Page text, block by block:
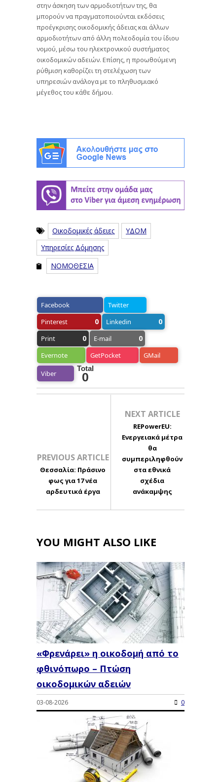
στην άσκηση των αρμοδιοτήτων της, θα
μπορούν να πραγματοποιούνται εκδόσεις
προέγκρισης οικοδομικής άδειας και άλλων
αρμοδιοτήτων από άλλη πολεοδομία του ίδιου
νομού, μέσω του ηλεκτρονικού συστήματος
οικοδομικών αδειών. Επίσης, η προωθούμενη
ρύθμιση καθορίζει τη στελέχωση των
υπηρεσιών ανάλογα με το πληθυσμιακό
μέγεθος του κάθε δήμου.
Οικοδομικές άδειες
ΥΔΟΜ
Υπηρεσίες Δόμησης
ΝΟΜΟΘΕΣΙΑ
Facebook
Twitter
Pinterest
0 Linkedin 0
Print 0 E-mail 0
Evernote GetPocket GMail
Viber
Total
0
PREVIOUS ARTICLE
Θεσσαλία: Πράσινο
φως για 17 νέα
αρδευτικά έργα
NEXT ARTICLE
REPowerEU:
Eνεργειακά μέτρα
θα
συμπεριληφθούν
στα εθνικά
σχέδια
ανάκαμψης
YOU MIGHT ALSO LIKE
«Φρενάρει» η οικοδομή από το
φθινόπωρο – Πτώση
οικοδομικών αδειών
03-08-2026 0